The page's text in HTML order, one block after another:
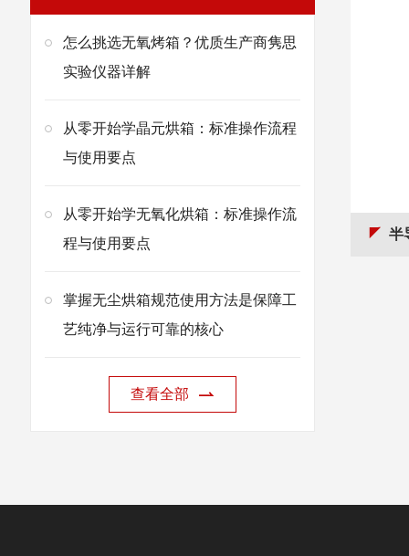
怎么挑选无氧烤箱？优质生产商隽思
实验仪器详解
从零开始学晶元烘箱：标准操作流程
与使用要点
从零开始学无氧化烘箱：标准操作流
程与使用要点
掌握无尘烘箱规范使用方法是保障工
艺纯净与运行可靠的核心
查看全部
半